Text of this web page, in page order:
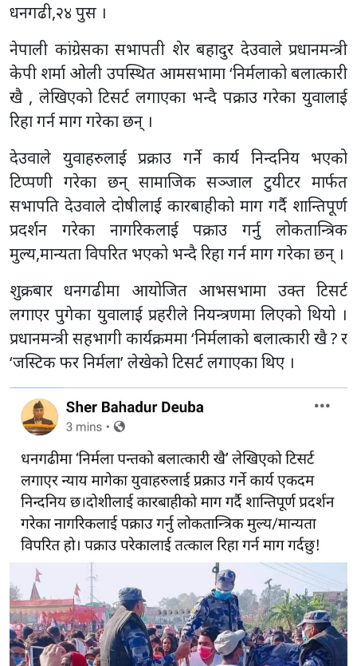
धनगढी,२४ पुस ।
नेपाली कांग्रेसका सभापती शेर बहादुर देउवाले प्रधानमन्त्री
केपी शर्मा ओली उपस्थित आमसभामा ‘निर्मलाको बलात्कारी
खै , लेखिएको टिसर्ट लगाएका भन्दै पक्राउ गरेका युवालाई
रिहा गर्न माग गरेका छन् ।
देउवाले युवाहरुलाई प्रक्राउ गर्ने कार्य निन्दनिय भएको
टिप्पणी गरेका छन् सामाजिक सञ्जाल टुयीटर मार्फत
सभापति देउवाले दोषीलाई कारबाहीको माग गर्दै शान्तिपूर्ण
प्रदर्शन गरेका नागरिकलाई पक्राउ गर्नु लोकतान्त्रिक
मुल्य,मान्यता विपरित भएको भन्दै रिहा गर्न माग गरेका छन् ।
शुक्रबार धनगढीमा आयोजित आभसभामा उक्त टिसर्ट
लगाएर पुगेका युवालाई प्रहरीले नियन्त्रणमा लिएको थियो ।
प्रधानमन्त्री सहभागी कार्यक्रममा ‘निर्मलाको बलात्कारी खै ? र
‘जस्टिक फर निर्मला’ लेखेको टिसर्ट लगाएका थिए ।